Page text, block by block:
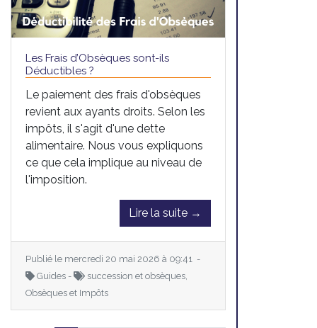
Les Frais d’Obsèques sont-ils
Déductibles ?
Le paiement des frais d'obsèques
revient aux ayants droits. Selon les
impôts, il s'agit d'une dette
alimentaire. Nous vous expliquons
ce que cela implique au niveau de
l'imposition.
Lire la suite →
Publié le mercredi 20 mai 2026 à 09:41 -
Guides -
succession et obsèques,
Obsèques et Impôts